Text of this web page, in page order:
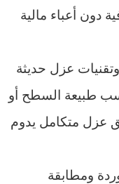
دون أعباء مالية
عزل حديثة
طبيعة السطح أو
عزل متكامل يدوم
ومطابقة